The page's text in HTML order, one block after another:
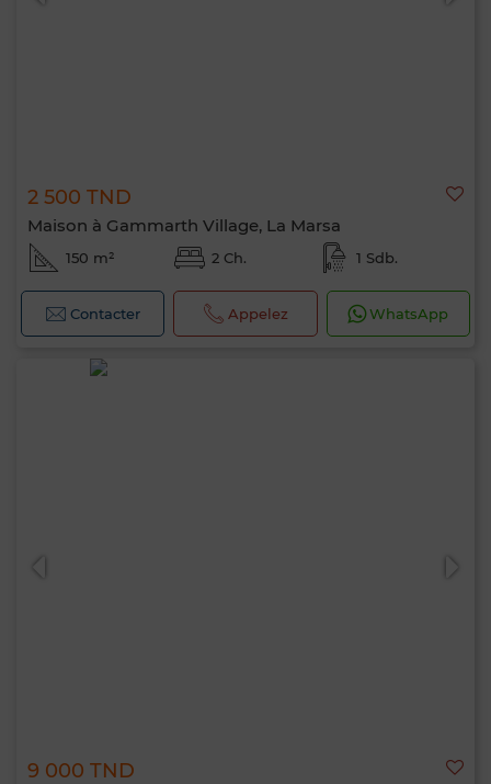
2 500 TND
Maison à Gammarth Village, La Marsa
150 m² 2 Ch. 1 Sdb.
Contacter Appelez WhatsApp
9 000 TND